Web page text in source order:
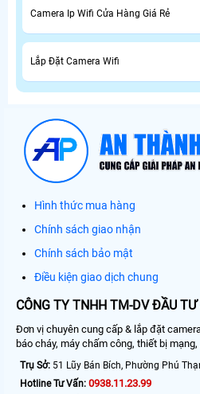
Camera Ip Wifi Cửa Hàng Giá Rẻ
Lắp Đặt Camera Wifi
Hình thức mua hàng
Chính sách giao nhận
Chính sách bảo mật
Điều kiện giao dịch chung
CÔNG TY TNHH TM-DV ĐẦU
Đơn vị chuyên cung cấp & lắp đặt
báo cháy, máy chấm công, thiết bị mạng,
Trụ Sở: 51 Lũy Bán Bích, Phường Phú
Hotline Tư Vấn: 0938.11.23.99